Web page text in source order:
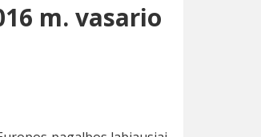
m. vasario